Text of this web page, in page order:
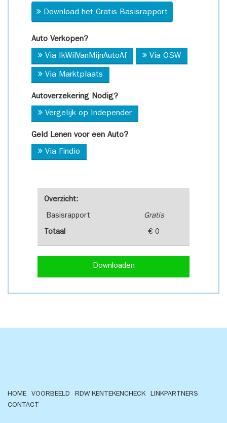
Overzicht:
Basisrapport Gratis
Totaal € 0
Downloaden
Download het Gratis Basisrapport
Auto Verkopen?
Via IkWilVanMijnAutoAf Via OSW
Via Marktplaats
Autoverzekering Nodig?
Vergelijk op Independer
Geld Lenen voor een Auto?
Via Findio
HOME VOORBEELD RDW KENTEKENCHECK
LINKPARTNERS
CONTACT